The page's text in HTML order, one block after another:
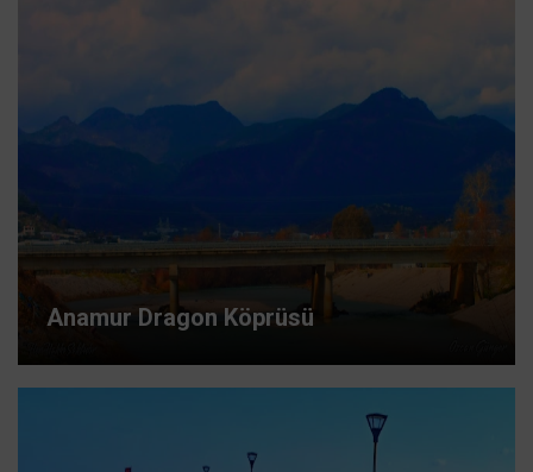
Anamur Dragon Köprüsü